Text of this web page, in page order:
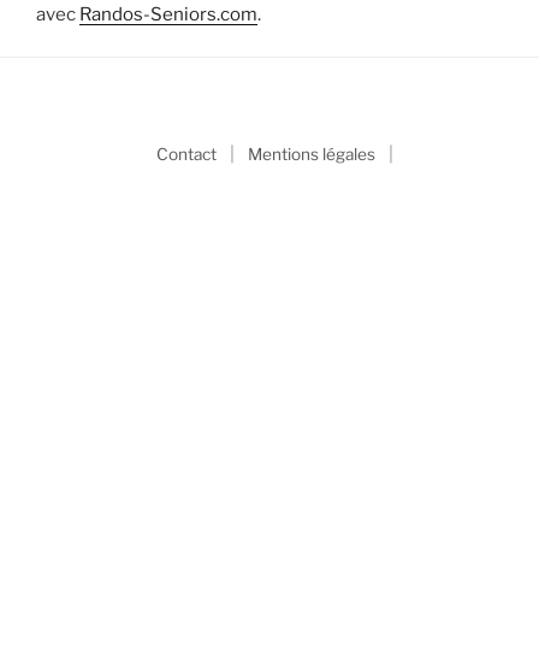
avec Randos-Seniors.com.
Contact Mentions légales